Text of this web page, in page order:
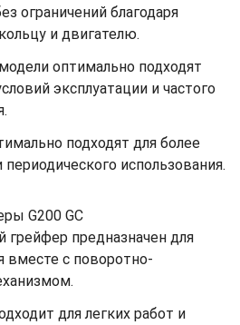
ограничений благодаря
и двигателю.
оптимально подходят
эксплуатации и частого
подходят для более
периодического использования.
G200 GC
грейфер предназначен для
вместе с поворотно-
для легких работ и